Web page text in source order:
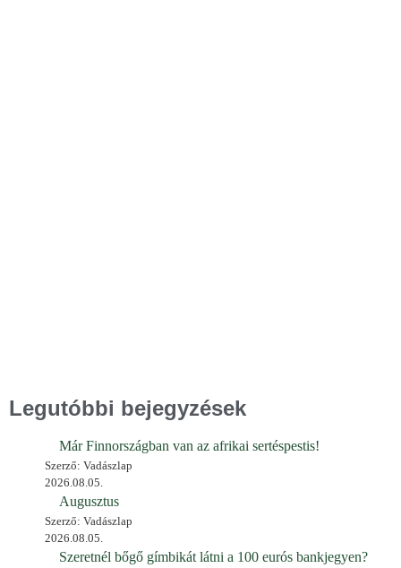
Legutóbbi bejegyzések
Már Finnországban van az afrikai sertéspestis!
Szerző: Vadászlap
2026.08.05.
Augusztus
Szerző: Vadászlap
2026.08.05.
Szeretnél bőgő gímbikát látni a 100 eurós bankjegyen?